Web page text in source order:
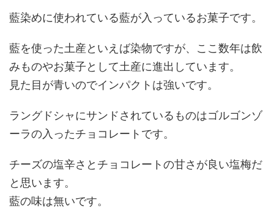
藍染めに使われている藍が入っているお菓子です。
藍を使った土産といえば染物ですが、ここ数年は飲
みものやお菓子として土産に進出しています。
見た目が青いのでインパクトは強いです。
ラングドシャにサンドされているものはゴルゴンゾ
ーラの入ったチョコレートです。
チーズの塩辛さとチョコレートの甘さが良い塩梅だ
と思います。
藍の味は無いです。